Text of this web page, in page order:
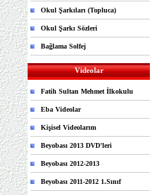
Okul Şarkıları (Topluca)
Okul Şarkı Sözleri
Bağlama Solfej
Videolar
Fatih Sultan Mehmet İlkokulu
Eba Videolar
Kişisel Videolarım
Beyobası 2013 DVD'leri
Beyobası 2012-2013
Beyobası 2011-2012 1.Sınıf